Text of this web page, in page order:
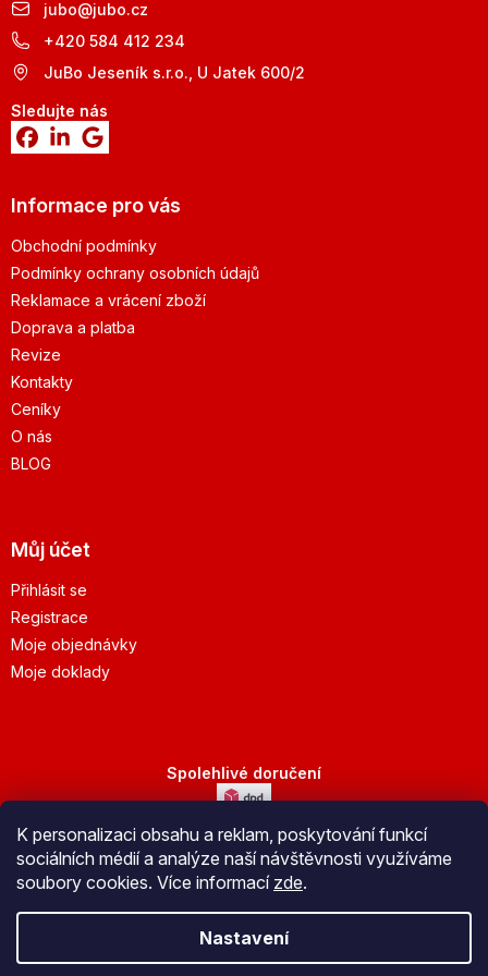
K personalizaci obsahu a reklam, poskytování funkcí
sociálních médií a analýze naší návštěvnosti využíváme
soubory cookies. Více informací zde.
Nastavení
jubo@jubo.cz
+420 584 412 234
JuBo Jeseník s.r.o., U Jatek 600/2
Sledujte nás
Informace pro vás
Obchodní podmínky
Podmínky ochrany osobních údajů
Reklamace a vrácení zboží
Doprava a platba
Revize
Kontakty
Ceníky
O nás
BLOG
Můj účet
Přihlásit se
Registrace
Moje objednávky
Moje doklady
Spolehlivé doručení
Bezpečná platba